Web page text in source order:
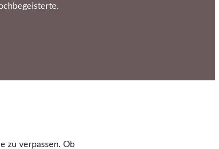
zu verpassen. Ob